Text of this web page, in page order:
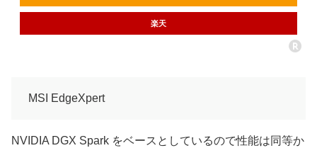
楽天
MSI EdgeXpert
NVIDIA DGX Spark をベースとしているので性能は同等か